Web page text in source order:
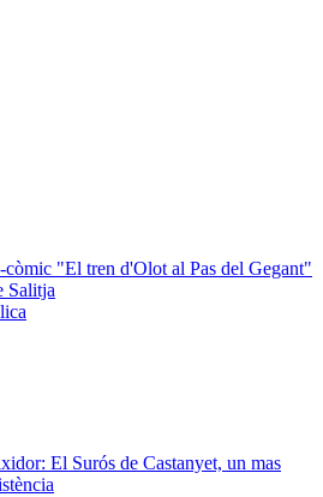
còmic "El tren d'Olot al Pas del Gegant"
Salitja
El Surós de Castanyet, un mas